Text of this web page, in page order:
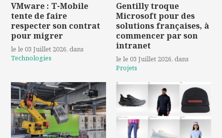
VMware : T-Mobile
tente de faire
respecter son contrat
pour migrer
le le 03 Juillet 2026, dans
Technologies
Gentilly troque
Microsoft pour des
solutions françaises, à
commencer par son
intranet
le le 03 Juillet 2026, dans
Projets